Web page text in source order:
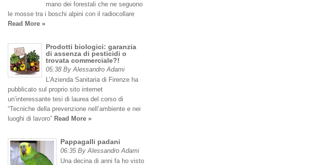
mano dei forestali che ne seguono
le mosse tra i boschi alpini con il radiocollare
Read More »
Prodotti biologici: garanzia
di assenza di pesticidi o
trovata commerciale?!
05:38 By Alessandro Adami
L’Azienda Sanitaria di Firenze ha
pubblicato sul proprio sito internet
un’interessante tesi di laurea del corso di
“Tecniche della prevenzione nell’ambiente e nei
luoghi di lavoro” Read More »
Pappagalli padani
06:35 By Alessandro Adami
Una decina di anni fa ho visto